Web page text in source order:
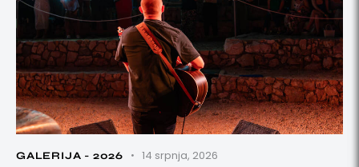
GALERIJA - 2026 14 srpnja, 2026